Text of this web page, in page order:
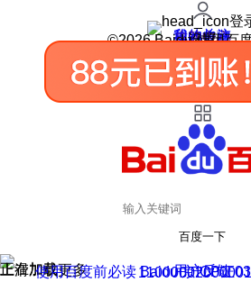
登
我的关注
我的收藏
皮肤中心
用户反馈
设置
©2026 Baidu 使用百
百度一下
正在加载
上滑加载更多 用户反馈
使用百度前必读 Baidu 京ICP证
京公网安备